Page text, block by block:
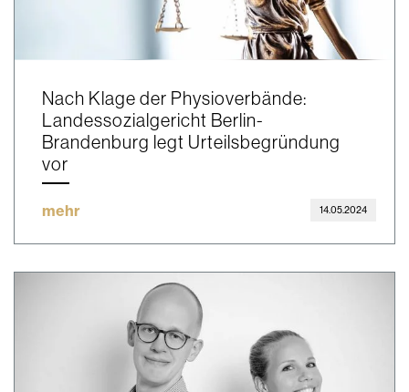
Nach Klage der Physioverbände:
Landessozialgericht Berlin-
Brandenburg legt Urteilsbegründung
vor
mehr 14.05.2024